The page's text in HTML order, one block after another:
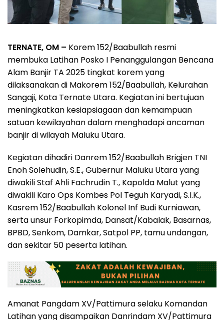
TERNATE, OM – Korem 152/Baabullah resmi
membuka Latihan Posko I Penanggulangan Bencana
Alam Banjir TA 2025 tingkat korem yang
dilaksanakan di Makorem 152/Baabullah, Kelurahan
Sangaji, Kota Ternate Utara. Kegiatan ini bertujuan
meningkatkan kesiapsiagaan dan kemampuan
satuan kewilayahan dalam menghadapi ancaman
banjir di wilayah Maluku Utara.
Kegiatan dihadiri Danrem 152/Baabullah Brigjen TNI
Enoh Solehudin, S.E., Gubernur Maluku Utara yang
diwakili Staf Ahli Fachrudin T., Kapolda Malut yang
diwakili Karo Ops Kombes Pol Teguh Karyadi, S.I.K.,
Kasrem 152/Baabullah Kolonel Inf Budi Kurniawan,
serta unsur Forkopimda, Dansat/Kabalak, Basarnas,
BPBD, Senkom, Damkar, Satpol PP, tamu undangan,
dan sekitar 50 peserta latihan.
Amanat Pangdam XV/Pattimura selaku Komandan
Latihan yang disampaikan Danrindam XV/Pattimura